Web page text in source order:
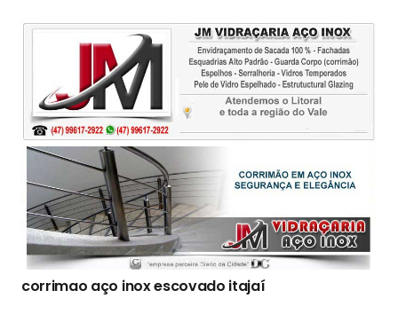
corrimao aço inox escovado itajaí